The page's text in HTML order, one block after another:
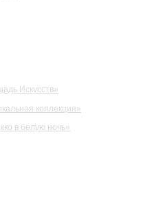
Искусств»
коллекция»
в белую ночь»